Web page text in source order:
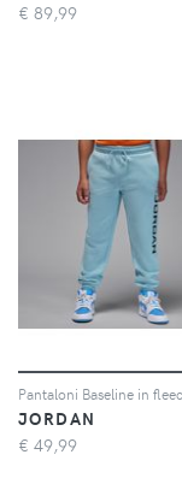
€ 89,99
JORDAN
€ 49,99